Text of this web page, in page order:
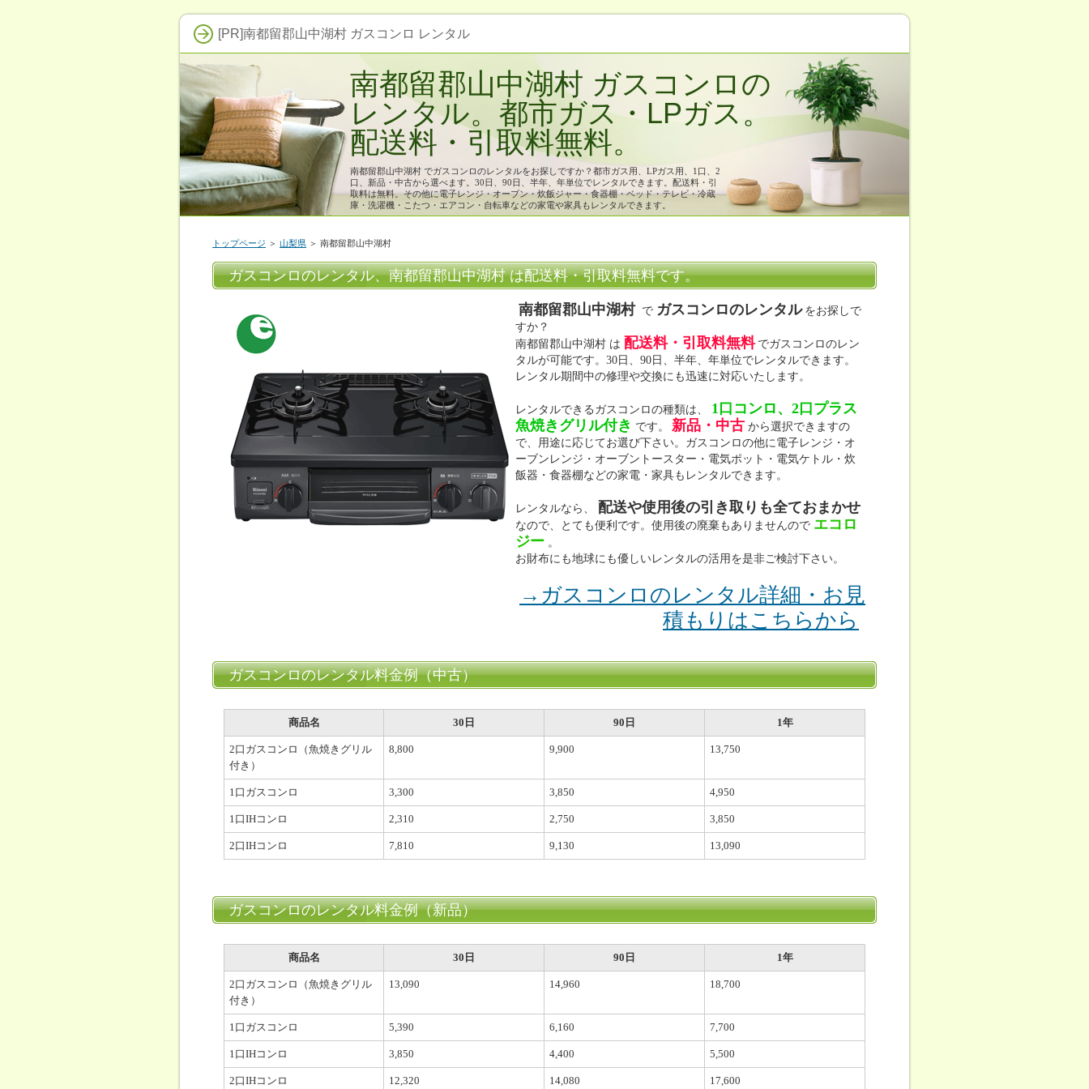
[PR]南都留郡山中湖村 ガスコンロ レンタル
南都留郡山中湖村 ガスコンロの
レンタル。都市ガス・LPガス。
配送料・引取料無料。
南都留郡山中湖村 でガスコンロのレンタルをお探しですか？都市ガス用、LPガス用、1口、2
口、新品・中古から選べます。30日、90日、半年、年単位でレンタルできます。配送料・引
取料は無料。その他に電子レンジ・オーブン・炊飯ジャー・食器棚・ベッド・テレビ・冷蔵
庫・洗濯機・こたつ・エアコン・自転車などの家電や家具もレンタルできます。
トップページ ＞ 山梨県 ＞ 南都留郡山中湖村
ガスコンロのレンタル、南都留郡山中湖村 は配送料・引取料無料です。
南都留郡山中湖村 で ガスコンロのレンタル をお探しで
すか？
南都留郡山中湖村 は 配送料・引取料無料 でガスコンロのレン
タルが可能です。30日、90日、半年、年単位でレンタルできます。
レンタル期間中の修理や交換にも迅速に対応いたします。
レンタルできるガスコンロの種類は、
1口コンロ、2口プラス
魚焼きグリル付き です。 新品・中古 から選択できますの
で、用途に応じてお選び下さい。ガスコンロの他に電子レンジ・オ
ーブンレンジ・オーブントースター・電気ポット・電気ケトル・炊
飯器・食器棚などの家電・家具もレンタルできます。
レンタルなら、 配送や使用後の引き取りも全ておまかせ
なので、とても便利です。使用後の廃棄もありませんので エコロ
ジー 。
お財布にも地球にも優しいレンタルの活用を是非ご検討下さい。
→ガスコンロのレンタル詳細・お見
積もりはこちらから
ガスコンロのレンタル料金例（中古）
商品名 30日 90日 1年
2口ガスコンロ（魚焼きグリル
付き）
8,800 9,900 13,750
1口ガスコンロ 3,300 3,850 4,950
1口IHコンロ 2,310 2,750 3,850
2口IHコンロ 7,810 9,130 13,090
ガスコンロのレンタル料金例（新品）
商品名 30日 90日 1年
2口ガスコンロ（魚焼きグリル
付き）
13,090 14,960 18,700
1口ガスコンロ 5,390 6,160 7,700
1口IHコンロ 3,850 4,400 5,500
2口IHコンロ 12,320 14,080 17,600